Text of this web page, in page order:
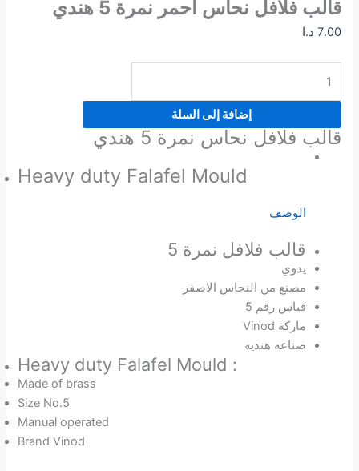
قالب فلافل نحاس احمر نمرة 5 هندي
7.00 د.ا
إضافة إلى السلة
قالب فلافل نحاس نمرة 5 هندي
Heavy duty Falafel Mould
الوصف
قالب فلافل نمرة 5
يدوي
مصنع من النحاس الاصفر
قياس رقم 5
ماركة Vinod
صناعه هنديه
Heavy duty Falafel Mould :
Made of brass
Size No.5
Manual operated
Brand Vinod